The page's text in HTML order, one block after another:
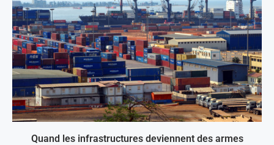
Quand les infrastructures deviennent des armes